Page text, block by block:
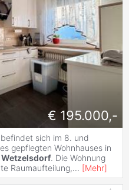
€ 195.000,-
sich im 8. und
gepflegten Wohnhauses in
Wetzelsdorf. Die Wohnung
Raumaufteilung,... [Mehr]